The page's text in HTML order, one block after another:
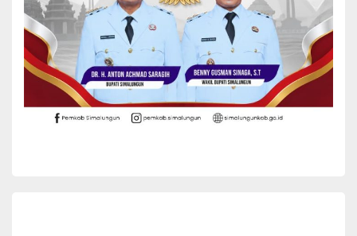
Dolok Panribuan Nopen G Sijabat, dan Camat Jorlang Hataran
Pondang Sidabutar.